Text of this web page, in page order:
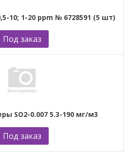
10; 1-20 ppm № 6728591 (5 шт)
Под заказ
SO2-0.007 5.3-190 мг/м3
Под заказ